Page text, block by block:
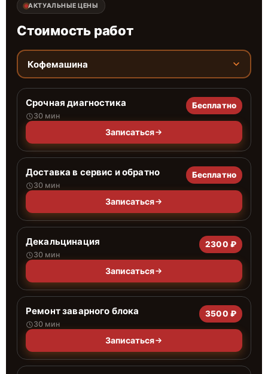
АКТУАЛЬНЫЕ ЦЕНЫ
Стоимость работ
Кофемашина
Срочная диагностика
30 мин
Бесплатно
Записаться
Доставка в сервис и обратно
30 мин
Бесплатно
Записаться
Декальцинация
30 мин
2300 ₽
Записаться
Ремонт заварного блока
30 мин
3500 ₽
Записаться